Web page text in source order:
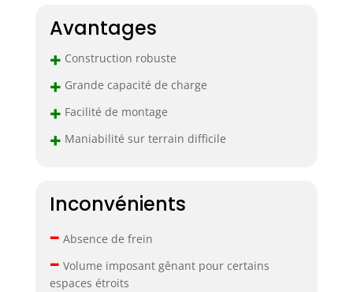
adapté à divers
vergers et fermes
aux entrepôts,
tâches de
transport.
Avantages
+ Construction robuste
+ Grande capacité de charge
+ Facilité de montage
+ Maniabilité sur terrain difficile
Inconvénients
– Absence de frein
– Volume imposant gênant pour certains
espaces étroits